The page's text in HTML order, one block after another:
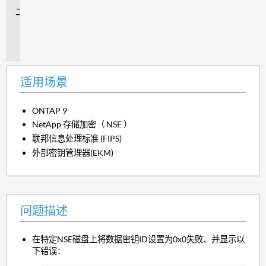
适用场景
ONTAP 9
NetApp 存储加密（ NSE ）
联邦信息处理标准 (FIPS)
外部密钥管理器(EKM)
问题描述
在特定NSE磁盘上将数据密钥ID设置为0x0失败、并显示以
下错误：